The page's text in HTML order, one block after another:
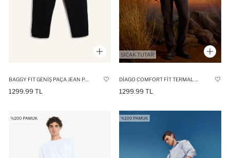
BAGGY FIT GENIŞ PAÇA JEAN PANTOLON
1299.99 TL 1299.99 TL